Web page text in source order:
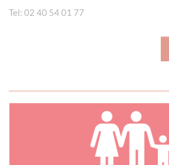
Tel: 02 40 54 01 77